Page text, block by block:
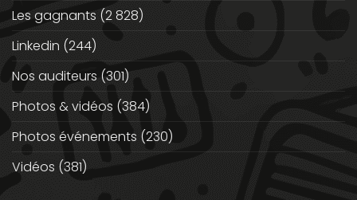
Les gagnants (2 828)
Linkedin (244)
Nos auditeurs (301)
Photos & vidéos (384)
Photos événements (230)
Vidéos (381)